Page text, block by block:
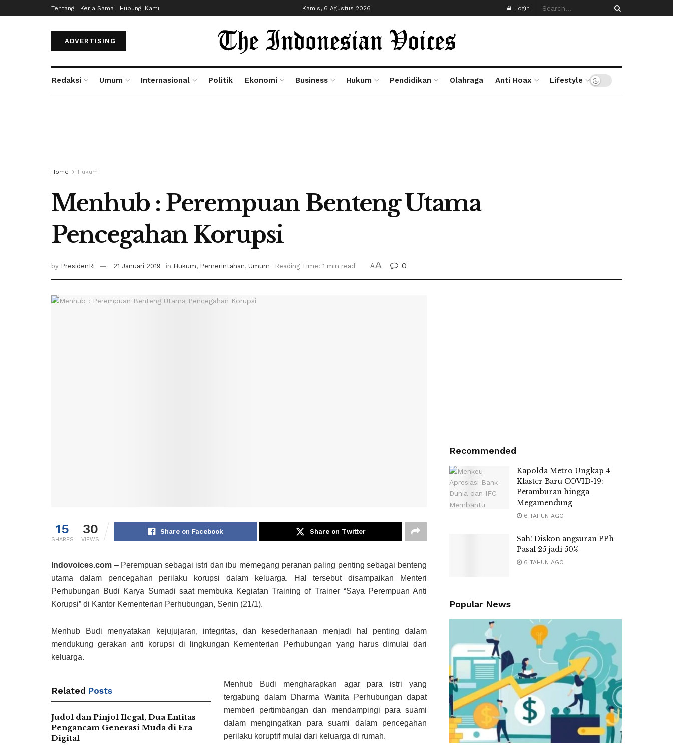
Tentang Kerja Sama Hubungi Kami Kamis, 6 Agustus 2026 Login
ADVERTISING
Redaksi Umum Internasional Politik Ekonomi Business Hukum Pendidikan Olahraga Anti Hoax Lifestyle
Home Hukum
Menhub : Perempuan Benteng Utama
Pencegahan Korupsi
by PresidenRi 21 Januari 2019 in Hukum, Pemerintahan, Umum Reading Time: 1 min read AA 0
15
SHARES
30
VIEWS
Share on Facebook Share on Twitter
Indovoices.com – Perempuan sebagai istri dan ibu memegang peranan paling penting sebagai benteng
utama dalam pencegahan perilaku korupsi dalam keluarga. Hal tersebut disampaikan Menteri
Perhubungan Budi Karya Sumadi saat membuka Kegiatan Training of Trainer “Saya Perempuan Anti
Korupsi” di Kantor Kementerian Perhubungan, Senin (21/1).
Menhub Budi menyatakan kejujujaran, integritas, dan kesederhanaan menjadi hal penting dalam
mendukung gerakan anti korupsi di lingkungan Kementerian Perhubungan yang harus dimulai dari
keluarga.
Related Posts
Judol dan Pinjol Ilegal, Dua Entitas
Pengancam Generasi Muda di Era
Digital
Menhub Budi mengharapkan agar para istri yang
tergabung dalam Dharma Wanita Perhubungan dapat
memberi pertimbangan dan mendampingi para suami
dalam mengingatkan para suami dalam pencegahan
perilaku koruptif mulai dari keluarga di rumah.
Recommended
Kapolda Metro Ungkap 4
Klaster Baru COVID-19:
Petamburan hingga
Megamendung
6 TAHUN AGO
Sah! Diskon angsuran PPh
Pasal 25 jadi 50%
6 TAHUN AGO
Popular News